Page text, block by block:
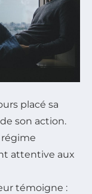
placé sa
son action.
régime
attentive aux
témoigne :